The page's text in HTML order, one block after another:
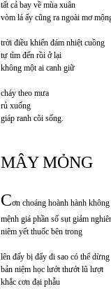
tất cả bay về mùa xuân
vòm lá ấy cũng ra ngoài mơ
trời điều khiển đám nhiệt cuồng
tự tìm đến rồi ở lại
không một ai canh giữ
cháy theo mưa
rủ xuống
giáp ranh cõi sống.
MÂY MỎNG
Cơn choáng hoành hành
mệnh giá phần số sụt giảm
niêm yết thuốc bên trong
lên đấy bị đẩy đi sao có thể dừng
bản niệm học lướt thướt lũ lượt
khắc cơn đại phẫu